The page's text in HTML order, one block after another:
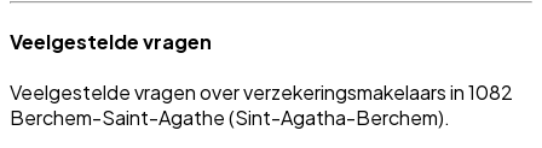
Veelgestelde vragen
Veelgestelde vragen over verzekeringsmakelaars in 1082
Berchem-Saint-Agathe (Sint-Agatha-Berchem).